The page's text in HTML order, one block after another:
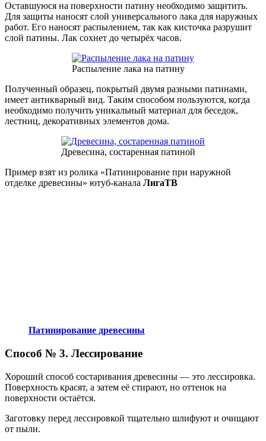
Оставшуюся на поверхности патину необходимо защитить.
Для защиты наносят слой универсального лака для наружных
работ. Его наносят распылением, так как кисточка разрушит
слой патины. Лак сохнет до четырёх часов.
Распыление лака на патину
Полученный образец, покрытый двумя разными патинами,
имеет антикварный вид. Таким способом пользуются, когда
необходимо получить уникальный материал для беседок,
лестниц, декоративных элементов дома.
Древесина, состаренная патиной
Пример взят из ролика «Патинирование при наружной
отделке древесины» ютуб-канала ЛигаТВ
Патинирование древесины
Способ № 3. Лессирование
Хороший способ состаривания древесины — это лессировка.
Поверхность красят, а затем её стирают, но оттенок на
поверхности остаётся.
Заготовку перед лессировкой тщательно шлифуют и очищают
от пыли.